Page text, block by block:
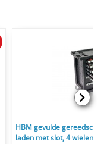
HBM gevulde
laden met slot, 4 wielen,